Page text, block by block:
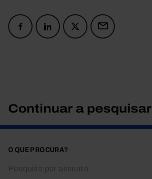
Continuar a pesquisar
O QUE PROCURA?